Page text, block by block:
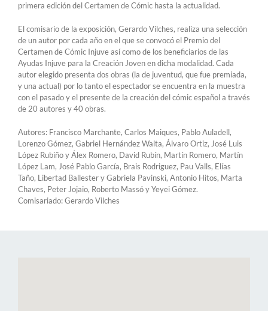
primera edición del Certamen de Cómic hasta la actualidad.
El comisario de la exposición, Gerardo Vilches, realiza una selección
de un autor por cada año en el que se convocó el Premio del
Certamen de Cómic Injuve así como de los beneficiarios de las
Ayudas Injuve para la Creación Joven en dicha modalidad. Cada
autor elegido presenta dos obras (la de juventud, que fue premiada,
y una actual) por lo tanto el espectador se encuentra en la muestra
con el pasado y el presente de la creación del cómic español a través
de 20 autores y 40 obras.
Autores: Francisco Marchante, Carlos Maiques, Pablo Auladell,
Lorenzo Gómez, Gabriel Hernández Walta, Álvaro Ortiz, José Luis
López Rubiño y Álex Romero, David Rubín, Martín Romero, Martín
López Lam, José Pablo García, Brais Rodriguez, Pau Valls, Elías
Taño, Libertad Ballester y Gabriela Pavinski, Antonio Hitos, Marta
Chaves, Peter Jojaio, Roberto Massó y Yeyei Gómez.
Comisariado: Gerardo Vilches